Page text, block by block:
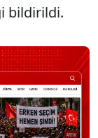
bildirildi.